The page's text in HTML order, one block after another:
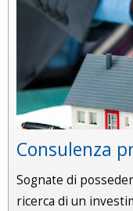
Consulenza
Sognate di
ricerca di un